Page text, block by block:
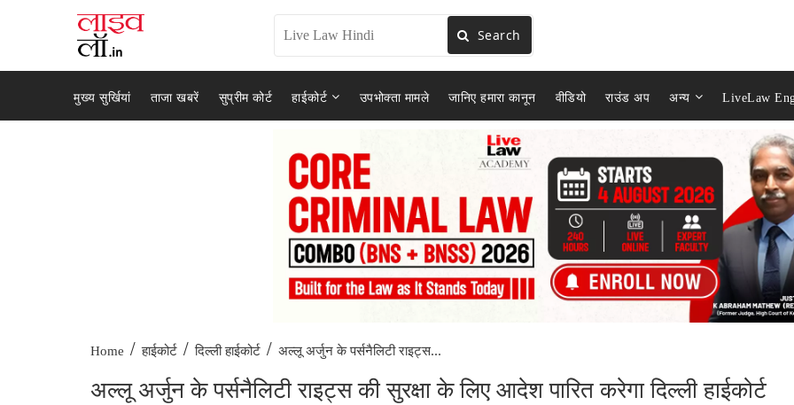
Search
मुख्य सुर्खियां ताजा खबरें सुप्रीम कोर्ट हाईकोर्ट उपभोक्ता मामले जानिए हमारा कानून वीडियो राउंड अप अन्य LiveLaw
Home / हाईकोर्ट / दिल्ली हाईकोर्ट / अल्लू अर्जुन के पर्सनैलिटी राइट्स...
अल्लू अर्जुन के पर्सनैलिटी राइट्स की सुरक्षा के लिए आदेश पारित करेगा दिल्ली हाईकोर्ट